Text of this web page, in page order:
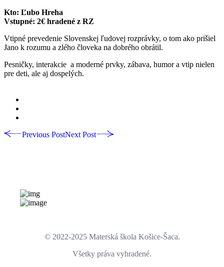
Kto: Ľubo Hreha
Vstupné: 2€ hradené z RZ
Vtipné prevedenie Slovenskej ľudovej rozprávky, o tom ako prišiel
Jano k rozumu a zlého človeka na dobrého obrátil.
Pesničky, interakcie a moderné prvky, zábava, humor a vtip nielen
pre deti, ale aj dospelých.
Previous PostNext Post
© 2022-2025 Materská škola Košice-Šaca.
Všetky práva vyhradené.